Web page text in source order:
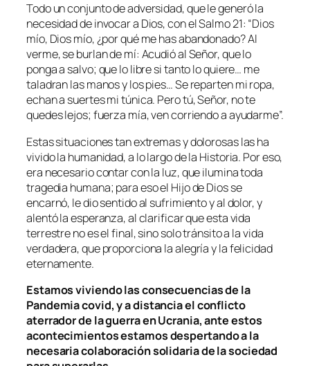
Todo un conjunto de adversidad, que le generó la
necesidad de invocar a Dios, con el Salmo 21: “Dios
mío, Dios mío, ¿por qué me has abandonado? Al
verme, se burlan de mí: Acudió al Señor, que lo
ponga a salvo; que lo libre si tanto lo quiere… me
taladran las manos y los pies… Se reparten mi ropa,
echan a suertes mi túnica. Pero tú, Señor, no te
quedes lejos; fuerza mía, ven corriendo a ayudarme”.
Estas situaciones tan extremas y dolorosas las ha
vivido la humanidad, a lo largo de la Historia. Por eso,
era necesario contar con la luz, que ilumina toda
tragedia humana; para eso el Hijo de Dios se
encarnó, le dio sentido al sufrimiento y al dolor, y
alentó la esperanza, al clarificar que esta vida
terrestre no es el final, sino solo tránsito a la vida
verdadera, que proporciona la alegría y la felicidad
eternamente.
Estamos viviendo las consecuencias de la
Pandemia covid, y a distancia el conflicto
aterrador de la guerra en Ucrania, ante estos
acontecimientos estamos despertando a la
necesaria colaboración solidaria de la sociedad